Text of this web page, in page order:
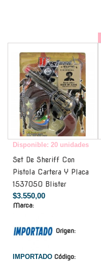
Disponible: 20 unidades
Set De Sheriff Con
Pistola Cartera Y Placa
1537050 Blister
$3.550,00
Marca:
Origen:
IMPORTADO Código: